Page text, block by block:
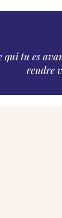
qui tu es
rendre